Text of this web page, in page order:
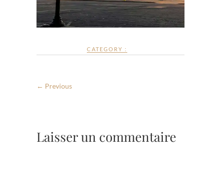
CATEGORY :
← Previous
Laisser un commentaire